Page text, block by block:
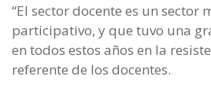
“El sector docente es un sector
participativo, y que tuvo una
en todos estos años en la
referente de los docentes.